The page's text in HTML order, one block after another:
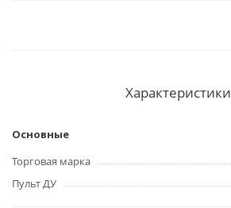
Характеристики
Основные
Торговая марка
Пульт ДУ